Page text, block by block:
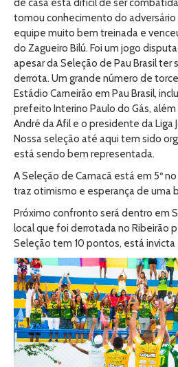
de casa está difícil de ser
tomou conhecimento do
equipe muito bem treinada e
do Zagueiro Bilú. Foi um jogo
apesar da Seleção de Pau Brasil ter
derrota. Um grande número de
Estádio Carneirão em Pau Brasil,
prefeito Interino Paulo do Gás,
André da Afil e o presidente da Liga
Nossa seleção até aqui tem sido
está sendo bem representada.
A Seleção de Camacã está em 5º
traz otimismo e esperança de uma
Próximo confronto será dentro em
local que foi derrotada no Ribeirão
Seleção tem 10 pontos, está invicta